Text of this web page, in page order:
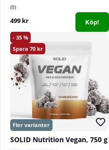
0
499 kr Köp!
35
70
SOLID Nutrition Vegan, 750 g